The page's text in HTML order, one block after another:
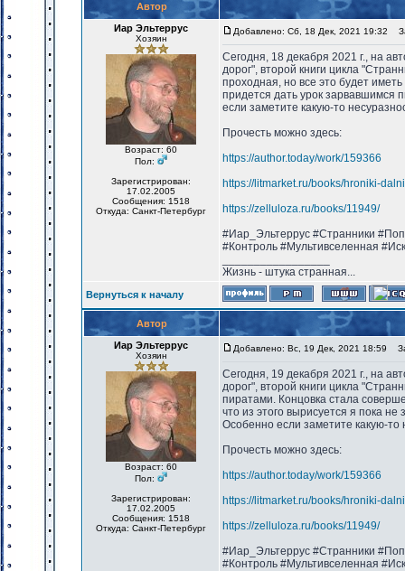
Автор
Иар Эльтеррус
Хозяин
Возраст: 60
Пол:
Зарегистрирован:
17.02.2005
Сообщения: 1518
Откуда: Санкт-Петербург
Добавлено: Сб, 18 Дек, 2021 19:32
Сегодня, 18 декабря 2021 г., на
дорог", второй книги цикла
проходная, но все это будет
придется дать урок зарвавшимся
если заметите какую-то
Прочесть можно здесь:
https://author.today/work/159366
https://litmarket.ru/books/hroniki-
https://zelluloza.ru/books/11949/
#Иар_Эльтеррус #Странники
#Контроль #Мультивселенная
Жизнь - штука странная...
Вернуться к началу
Автор
Иар Эльтеррус
Хозяин
Возраст: 60
Пол:
Зарегистрирован:
17.02.2005
Сообщения: 1518
Откуда: Санкт-Петербург
Добавлено: Вс, 19 Дек, 2021 18:59
Сегодня, 19 декабря 2021 г., на
дорог", второй книги цикла
пиратами. Концовка стала
что из этого вырисуется я пока
Особенно если заметите какую-то
Прочесть можно здесь:
https://author.today/work/159366
https://litmarket.ru/books/hroniki-
https://zelluloza.ru/books/11949/
#Иар_Эльтеррус #Странники
#Контроль #Мультивселенная